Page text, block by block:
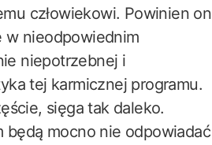
człowiekowi. Powinien on
w nieodpowiednim
niepotrzebnej i
tej karmicznej programu.
sięga tak daleko.
mocno nie odpowiadać